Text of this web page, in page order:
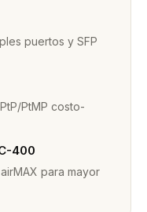
puertos y SFP
PtMP costo-
400
para mayor